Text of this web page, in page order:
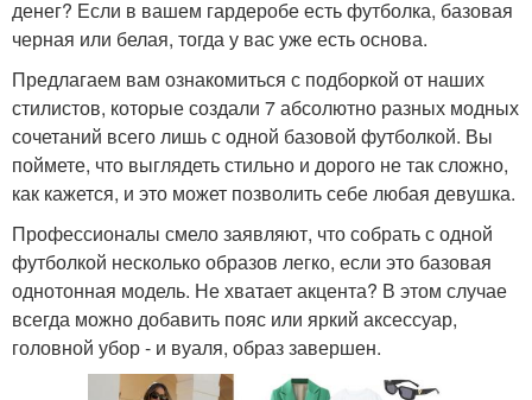
денег? Если в вашем гардеробе есть футболка, базовая
черная или белая, тогда у вас уже есть основа.
Предлагаем вам ознакомиться с подборкой от наших
стилистов, которые создали 7 абсолютно разных модных
сочетаний всего лишь с одной базовой футболкой. Вы
поймете, что выглядеть стильно и дорого не так сложно,
как кажется, и это может позволить себе любая девушка.
Профессионалы смело заявляют, что собрать с одной
футболкой несколько образов легко, если это базовая
однотонная модель. Не хватает акцента? В этом случае
всегда можно добавить пояс или яркий аксессуар,
головной убор - и вуаля, образ завершен.